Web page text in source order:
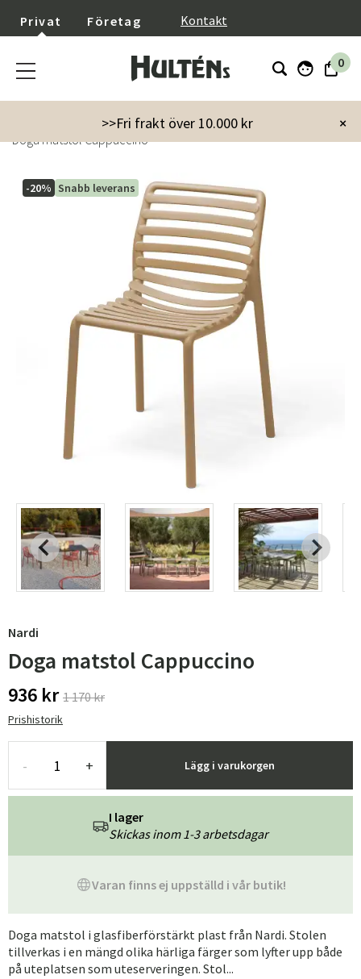
Privat Företag Kontakt
0
×
>>Fri frakt över 10.000 kr
Material Plastmöbler
Stolar
Doga matstol Cappuccino
-20% Snabb leverans
Nardi
Doga matstol Cappuccino
936 kr 1 170 kr
Prishistorik
- + Lägg i varukorgen
Varan finns ej uppställd i vår butik!
I lager
Skickas inom 1-3 arbetsdagar
Doga matstol i glasfiberförstärkt plast från Nardi. Stolen
tillverkas i en mängd olika härliga färger som lyfter upp både
på uteplatsen som uteserveringen. Stol...